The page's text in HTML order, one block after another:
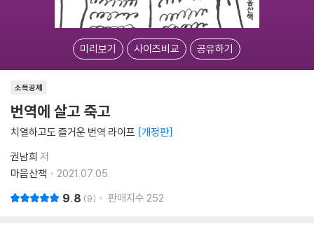
미리보기 사이즈비교 공유하기
소득공제
번역에 살고 죽고
치열하고도 즐거운 번역 라이프 개정판
권남희 저
마음산책
2021.07.05.
9.8 9 판매지수 252